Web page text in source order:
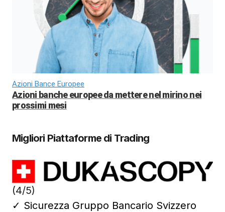
Azioni Bance Europee
Azioni banche europee da mettere nel mirino nei
prossimi mesi
Migliori Piattaforme di Trading
(4/5)
✓ Sicurezza Gruppo Bancario Svizzero